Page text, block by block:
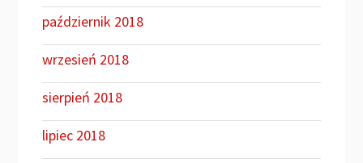
październik 2018
wrzesień 2018
sierpień 2018
lipiec 2018